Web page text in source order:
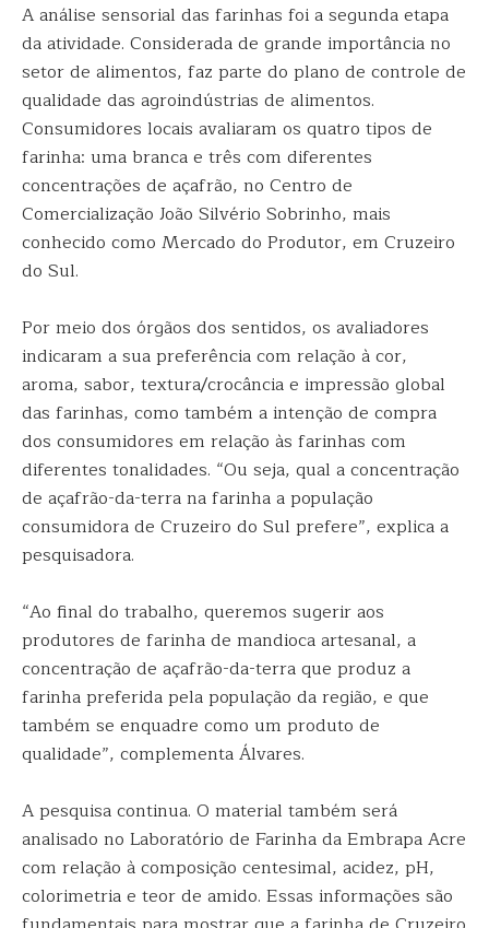
A análise sensorial das farinhas foi a segunda etapa
da atividade. Considerada de grande importância no
setor de alimentos, faz parte do plano de controle de
qualidade das agroindústrias de alimentos.
Consumidores locais avaliaram os quatro tipos de
farinha: uma branca e três com diferentes
concentrações de açafrão, no Centro de
Comercialização João Silvério Sobrinho, mais
conhecido como Mercado do Produtor, em Cruzeiro
do Sul.
Por meio dos órgãos dos sentidos, os avaliadores
indicaram a sua preferência com relação à cor,
aroma, sabor, textura/crocância e impressão global
das farinhas, como também a intenção de compra
dos consumidores em relação às farinhas com
diferentes tonalidades. “Ou seja, qual a concentração
de açafrão-da-terra na farinha a população
consumidora de Cruzeiro do Sul prefere”, explica a
pesquisadora.
“Ao final do trabalho, queremos sugerir aos
produtores de farinha de mandioca artesanal, a
concentração de açafrão-da-terra que produz a
farinha preferida pela população da região, e que
também se enquadre como um produto de
qualidade”, complementa Álvares.
A pesquisa continua. O material também será
analisado no Laboratório de Farinha da Embrapa Acre
com relação à composição centesimal, acidez, pH,
colorimetria e teor de amido. Essas informações são